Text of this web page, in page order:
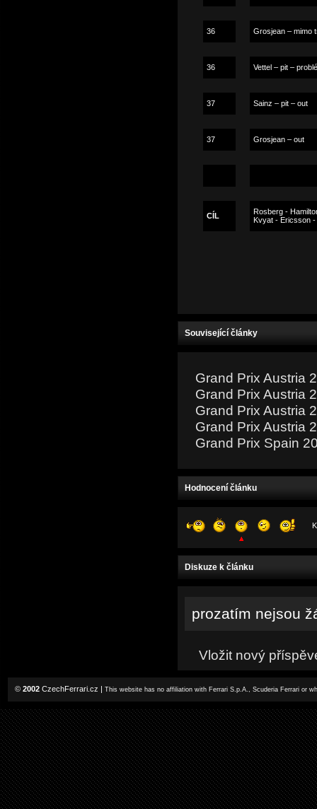
36 Grosjean – mimo
36 Vettel – pit –
37 Sainz – pit – out
37 Grosjean – out
CÍL
Rosberg -
Kvyat - Ericsson -
Související články
Grand Prix Austria
Grand Prix Austria
Grand Prix Austria
Grand Prix Austria
Grand Prix Spain
Hodnocení článku
Diskuze k článku
prozatím nejsou
Vložit nový
© 2002 CzechFerrari.cz | This website has no affiliation with Ferrari S.p.A., Scuderia Ferrari or